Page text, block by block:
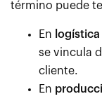
término puede
En
se vincula
cliente.
En